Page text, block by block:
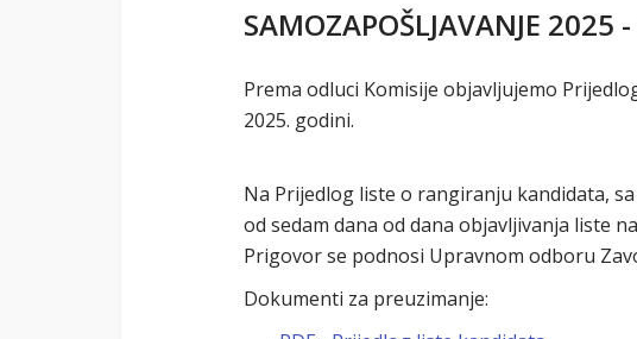
SAMOZAPOŠLJAVANJE
Prema odluci Komisije objavljujemo
2025. godini.
Na Prijedlog liste o rangiranju kandidata,
od sedam dana od dana objavljivanja liste
Prigovor se podnosi Upravnom odboru
Dokumenti za preuzimanje: